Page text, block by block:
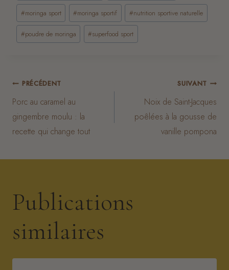
publication :
#moringa sport #moringa sportif #nutrition sportive naturelle
#poudre de moringa #superfood sport
Navigation
de
PRÉCÉDENT
Porc au caramel au
gingembre moulu : la
recette qui change tout
SUIVANT
Noix de Saint-Jacques
poêlées à la gousse de
vanille pompona
Publications
similaires